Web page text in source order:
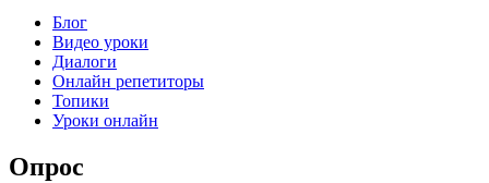
Блог
Видео уроки
Диалоги
Онлайн репетиторы
Топики
Уроки онлайн
Опрос